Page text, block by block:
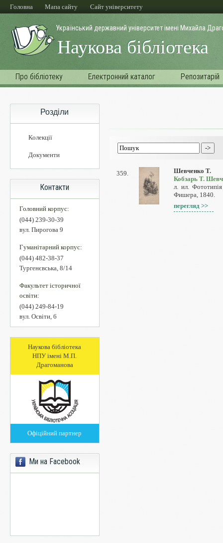
Головна Мапа сайту Cайт університету
Український державний університет імені Михайла
Наукова бібліотека
Про бібліотеку Електронний каталог Репозитарій
Розділи
Колекції
Документи
Контакти
Головний корпус:
(044) 239-30-39
вул. Пирогова 9
Гуманітарний корпус:
(044) 482-38-37
Тургенєвська, 8/14
Факультет історичної
освіти:
(044) 249-84-19
вул. Освіти, 6
Наукова бібліотека
НПУ імені М.П.
Драгоманова
Офіційний партнер
Ми на Facebook
359.
Шевченко Т.
Кобзарь Т.
л. ил.
Фишера, 1840.
перегляд >>